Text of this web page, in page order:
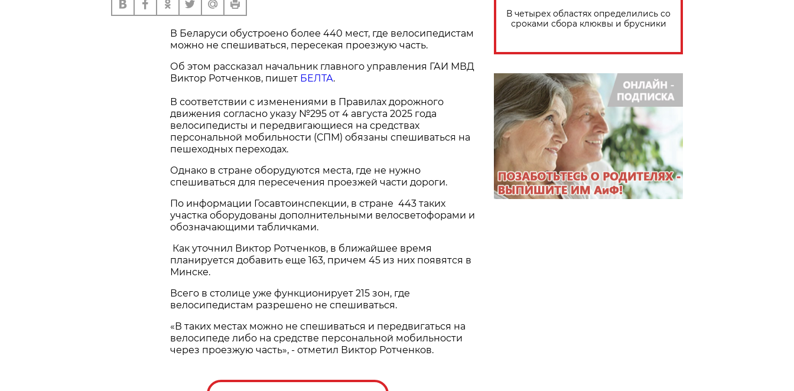
В Беларуси обустроено более 440 мест, где велосипедистам
можно не спешиваться, пересекая проезжую часть.
Об этом рассказал начальник главного управления ГАИ МВД
Виктор Ротченков, пишет БЕЛТА.
В соответствии с изменениями в Правилах дорожного
движения согласно указу №295 от 4 августа 2025 года
велосипедисты и передвигающиеся на средствах
персональной мобильности (СПМ) обязаны спешиваться на
пешеходных переходах.
Однако в стране оборудуются места, где не нужно
спешиваться для пересечения проезжей части дороги.
По информации Госавтоинспекции, в стране 443 таких
участка оборудованы дополнительными велосветофорами и
обозначающими табличками.
Как уточнил Виктор Ротченков, в ближайшее время
планируется добавить еще 163, причем 45 из них появятся в
Минске.
Всего в столице уже функционирует 215 зон, где
велосипедистам разрешено не спешиваться.
«В таких местах можно не спешиваться и передвигаться на
велосипеде либо на средстве персональной мобильности
через проезжую часть», - отметил Виктор Ротченков.
В четырех областях определились со
сроками сбора клюквы и брусники